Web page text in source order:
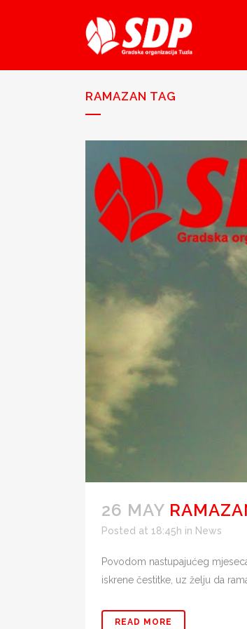
RAMAZAN TAG
26 MAY
Posted at 18:45h in News
Povodom nastupajućeg
iskrene čestitke, uz želju da
READ MORE